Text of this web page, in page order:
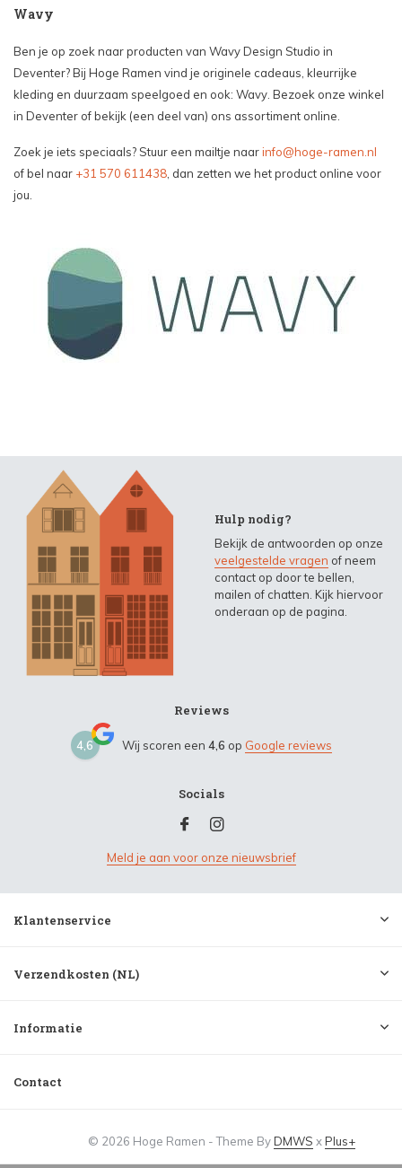
Wavy
Ben je op zoek naar producten van Wavy Design Studio in
Deventer? Bij Hoge Ramen vind je originele cadeaus, kleurrijke
kleding en duurzaam speelgoed en ook: Wavy. Bezoek onze winkel
in Deventer of bekijk (een deel van) ons assortiment online.
Zoek je iets speciaals? Stuur een mailtje naarinfo@hoge-ramen.nl
of bel naar +31 570 611438 , dan zetten we het product online voor
jou.
Hulp nodig?
Bekijk de antwoorden op onze
veelgestelde vragen of neem
contact op door te bellen,
mailen of chatten. Kijk hiervoor
onderaan op de pagina.
Reviews
4,6 Wij scoren een 4,6 op Google reviews
Socials
Meld je aan voor onze nieuwsbrief
Klantenservice
Verzendkosten (NL)
Informatie
Contact
© 2026 Hoge Ramen - Theme ByDMWS xPlus+